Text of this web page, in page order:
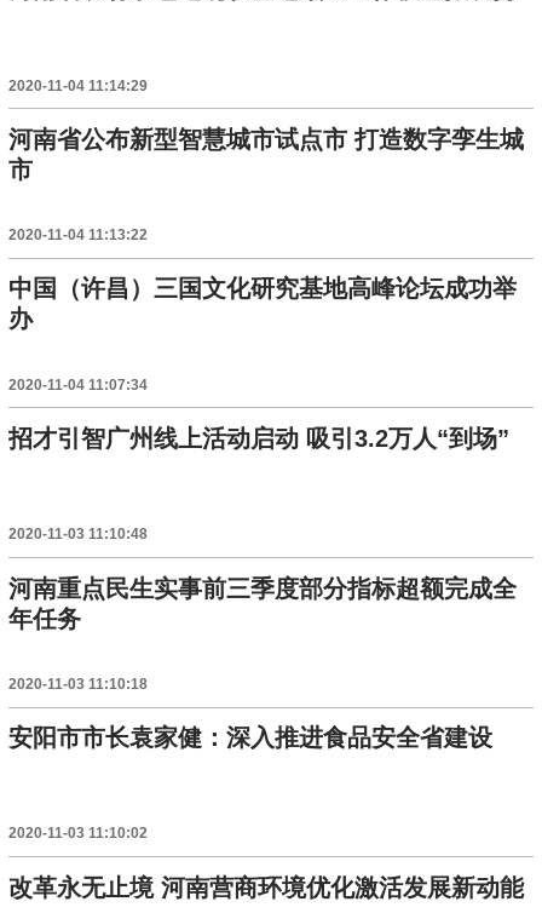
2020-11-04 11:14:29
河南省公布新型智慧城市试点市 打造数字孪生城
市
2020-11-04 11:13:22
中国（许昌）三国文化研究基地高峰论坛成功举
办
2020-11-04 11:07:34
招才引智广州线上活动启动 吸引3.2万人“到场”
2020-11-03 11:10:48
河南重点民生实事前三季度部分指标超额完成全
年任务
2020-11-03 11:10:18
安阳市市长袁家健：深入推进食品安全省建设
2020-11-03 11:10:02
改革永无止境 河南营商环境优化激活发展新动能